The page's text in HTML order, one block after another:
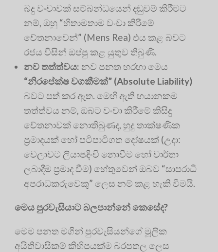
බදු වංචාවක් සම්බන්ධයෙන් දඬුවම් කිරීමට
නම්, ඔහු “හිතාමතාම වංචා කිරීමේ
චේතනාවෙන්” (Mens Rea) එය කළ බවට
රජය විසින් ඔප්පු කළ යුතුව තිබුණි.
නව තත්ත්වය: නව පනත හරහා මෙය
“නිරපේක්ෂ වගකීමක්” (Absolute Liability)
බවට පත් කර ඇත. මෙහි ඇති භයානකම
තත්ත්වය නම්, ඔබට වංචා කිරීමේ කිසිදු
චේතනාවක් නොතිබුණද, හුදු තාක්ෂණික
ප්‍රමාදයක් හෝ පටිපාටිගත දෝෂයක් (උදා:
වෙලාවට ලියාපදිංචි නොවීම හෝ වාර්තා
ලබාදීම ප්‍රමාද වීම) හේතුවෙන් ඔබව “සාපරාධී
අපරාධකරුවෙකු” ලෙස නම් කළ හැකි වීමයි.
මෙය පුරවැසියාට බලපාන්නේ කෙසේද?
මෙම පනත මගින් පුරවැසියන්ගේ මූලික
අයිතිවාසිකම් කිහිපයක්ම බරපතල ලෙස